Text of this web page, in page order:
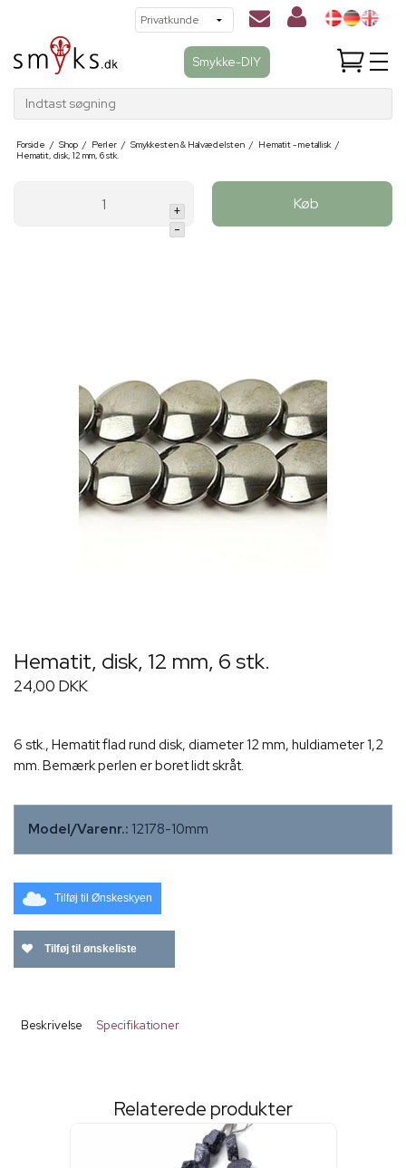
Smykke-DIY
Indtast søgning
Forside / Shop / Perler / Smykkesten & Halvædelsten / Hematit - metallisk /
Hematit, disk, 12 mm, 6 stk.
+
-
Køb
Hematit, disk, 12 mm, 6 stk.
24,00 DKK
6 stk., Hematit flad rund disk, diameter 12 mm, huldiameter 1,2
mm. Bemærk perlen er boret lidt skråt.
Model/Varenr.: 12178-10mm
Tilføj til Ønskeskyen
Tilføj til ønskeliste
Beskrivelse Specifikationer
Relaterede produkter